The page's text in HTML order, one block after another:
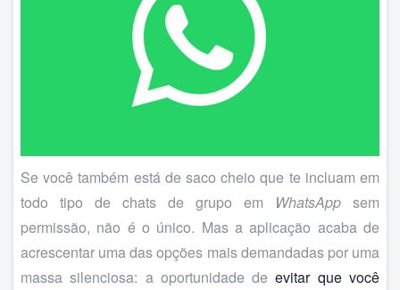
Se você também está de saco cheio que te incluam em
todo tipo de chats de grupo em WhatsApp sem
permissão, não é o único. Mas a aplicação acaba de
acrescentar uma das opções mais demandadas por uma
massa silenciosa: a oportunidade deevitar que você